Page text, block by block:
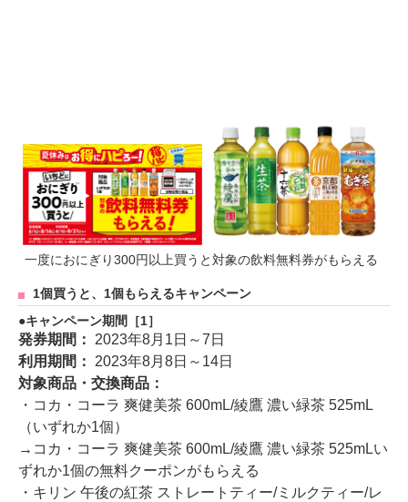
一度におにぎり300円以上買うと対象の飲料無料券がもらえる
1個買うと、1個もらえるキャンペーン
キャンペーン期間［1］
発券期間： 2023年8月1日～7日
利用期間： 2023年8月8日～14日
対象商品・交換商品：
・コカ・コーラ 爽健美茶 600mL/綾鷹 濃い緑茶 525mL
（いずれか1個）
→コカ・コーラ 爽健美茶 600mL/綾鷹 濃い緑茶 525mLい
ずれか1個の無料クーポンがもらえる
・キリン 午後の紅茶 ストレートティー/ミルクティー/レ